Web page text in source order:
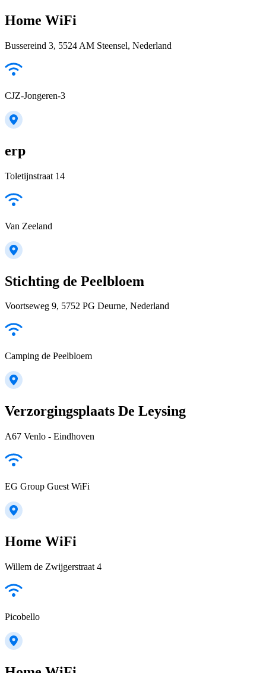
Home WiFi
Bussereind 3, 5524 AM Steensel, Nederland
CJZ-Jongeren-3
erp
Toletijnstraat 14
Van Zeeland
Stichting de Peelbloem
Voortseweg 9, 5752 PG Deurne, Nederland
Camping de Peelbloem
Verzorgingsplaats De Leysing
A67 Venlo - Eindhoven
EG Group Guest WiFi
Home WiFi
Willem de Zwijgerstraat 4
Picobello